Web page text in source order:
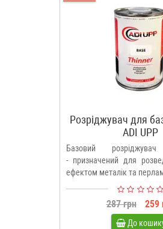
Розріджувач для
ADI UPP
Базовий
- призначений для
ефектом металік та
287 грн 259
До